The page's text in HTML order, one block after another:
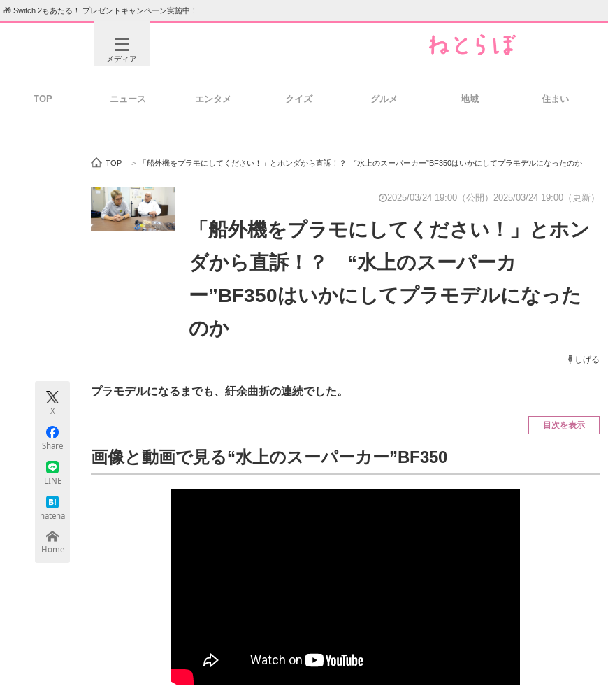
🎁 Switch 2もあたる！ プレゼントキャンペーン実施中！
メディア
ビジネスと働き方のヒント 経営リー
ITエンジニア向け専門サイト 企業向けIT製品の総合サイト IT製品の技術・比較・事例 製造業の
モノづくり技術者専門サイト エネルギ
ちょっと気になるネットの話題
TOP ニュース エンタメ クイズ グルメ 地域 住まい
TOP > 「船外機をプラモにしてください！」とホンダから直訴！？ “水上のスーパーカー”BF350はいかにしてプラモデルになったのか
2025/03/24 19:00（公開） 2025/03/24 19:00（更新）
「船外機をプラモにしてください！」とホン
ダから直訴！？ “水上のスーパーカ
ー”BF350はいかにしてプラモデルになった
のか
しげる
X
Share
LINE
hatena
Home
プラモデルになるまでも、紆余曲折の連続でした。
目次を表示
画像と動画で見る“水上のスーパーカー”BF350